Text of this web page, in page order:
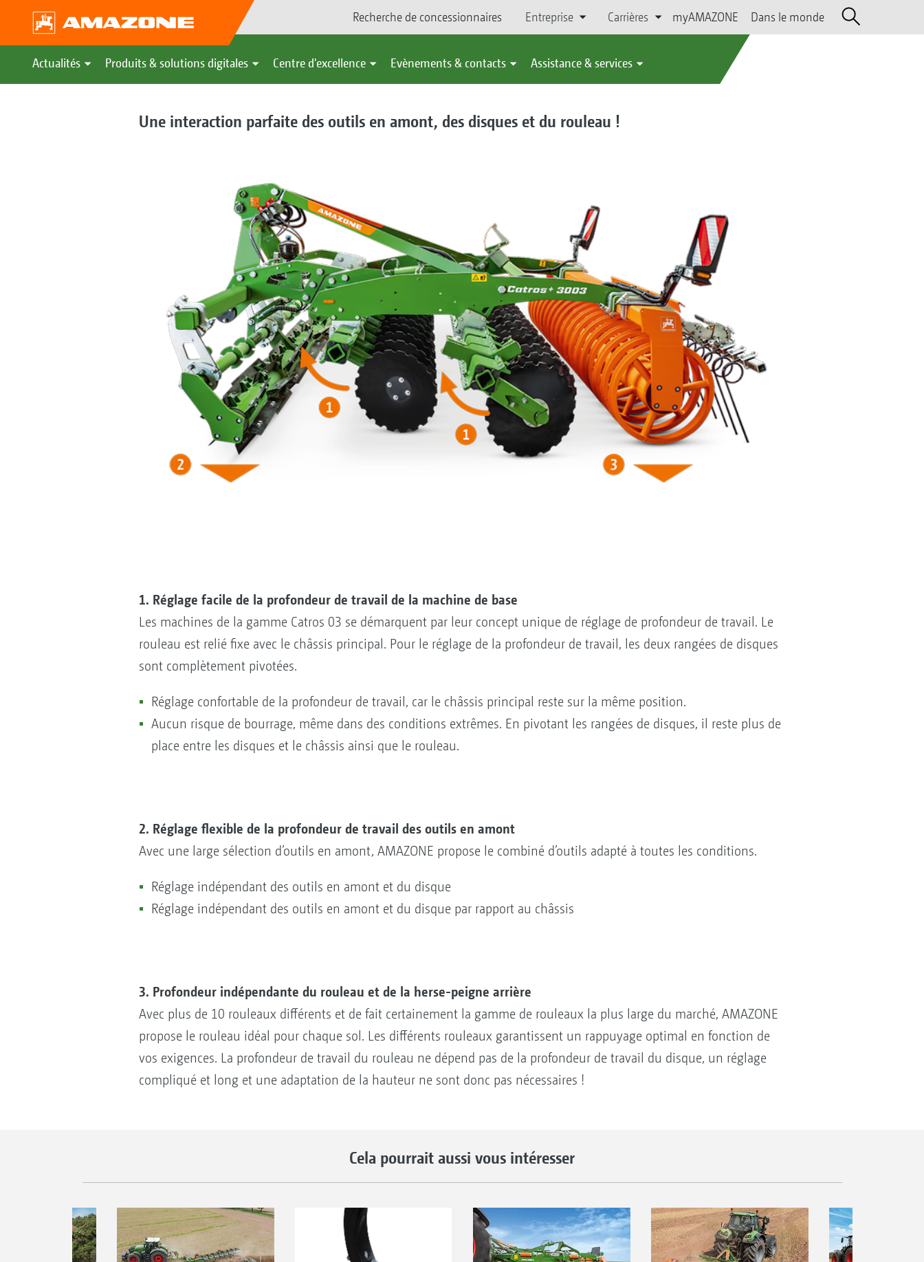
Recherche de concessionnaires Entreprise Carrières myAMAZONE Dans le monde
Actualités Produits & solutions digitales Centre d'excellence Evènements & contacts Assistance & services
Une interaction parfaite des outils en amont, des disques et du rouleau !
1. Réglage facile de la profondeur de travail de la machine de base
Les machines de la gamme Catros 03 se démarquent par leur concept unique de réglage de profondeur de travail. Le
rouleau est relié fixe avec le châssis principal. Pour le réglage de la profondeur de travail, les deux rangées de disques
sont complètement pivotées.
Réglage confortable de la profondeur de travail, car le châssis principal reste sur la même position.
Aucun risque de bourrage, même dans des conditions extrêmes. En pivotant les rangées de disques, il reste plus de
place entre les disques et le châssis ainsi que le rouleau.
2. Réglage flexible de la profondeur de travail des outils en amont
Avec une large sélection d’outils en amont, AMAZONE propose le combiné d’outils adapté à toutes les conditions.
Réglage indépendant des outils en amont et du disque
Réglage indépendant des outils en amont et du disque par rapport au châssis
3. Profondeur indépendante du rouleau et de la herse-peigne arrière
Avec plus de 10 rouleaux différents et de fait certainement la gamme de rouleaux la plus large du marché, AMAZONE
propose le rouleau idéal pour chaque sol. Les différents rouleaux garantissent un rappuyage optimal en fonction de
vos exigences. La profondeur de travail du rouleau ne dépend pas de la profondeur de travail du disque, un réglage
compliqué et long et une adaptation de la hauteur ne sont donc pas nécessaires !
Cela pourrait aussi vous intéresser